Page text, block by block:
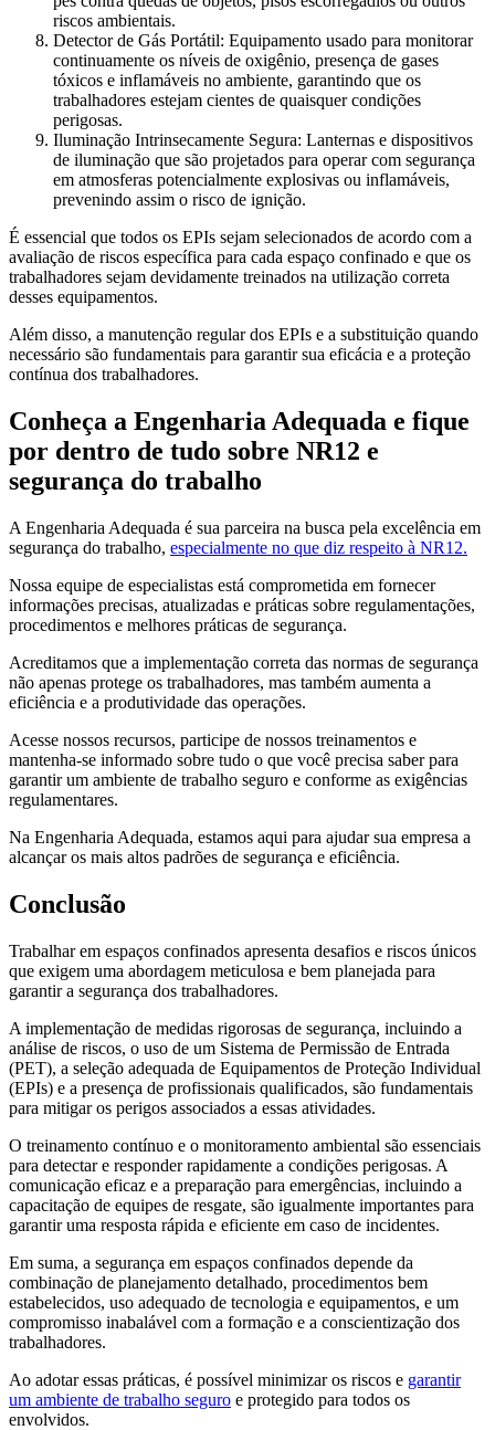
riscos ambientais.
Detector de Gás Portátil: Equipamento usado para monitorar
continuamente os níveis de oxigênio, presença de gases
tóxicos e inflamáveis no ambiente, garantindo que os
trabalhadores estejam cientes de quaisquer condições
perigosas.
Iluminação Intrinsecamente Segura: Lanternas e dispositivos
de iluminação que são projetados para operar com segurança
em atmosferas potencialmente explosivas ou inflamáveis,
prevenindo assim o risco de ignição.
É essencial que todos os EPIs sejam selecionados de acordo com a
avaliação de riscos específica para cada espaço confinado e que os
trabalhadores sejam devidamente treinados na utilização correta
desses equipamentos.
Além disso, a manutenção regular dos EPIs e a substituição quando
necessário são fundamentais para garantir sua eficácia e a proteção
contínua dos trabalhadores.
Conheça a Engenharia Adequada e fique
por dentro de tudo sobre NR12 e
segurança do trabalho
A Engenharia Adequada é sua parceira na busca pela excelência em
segurança do trabalho, especialmente no que diz respeito à NR12.
Nossa equipe de especialistas está comprometida em fornecer
informações precisas, atualizadas e práticas sobre regulamentações,
procedimentos e melhores práticas de segurança.
Acreditamos que a implementação correta das normas de segurança
não apenas protege os trabalhadores, mas também aumenta a
eficiência e a produtividade das operações.
Acesse nossos recursos, participe de nossos treinamentos e
mantenha-se informado sobre tudo o que você precisa saber para
garantir um ambiente de trabalho seguro e conforme as exigências
regulamentares.
Na Engenharia Adequada, estamos aqui para ajudar sua empresa a
alcançar os mais altos padrões de segurança e eficiência.
Conclusão
Trabalhar em espaços confinados apresenta desafios e riscos únicos
que exigem uma abordagem meticulosa e bem planejada para
garantir a segurança dos trabalhadores.
A implementação de medidas rigorosas de segurança, incluindo a
análise de riscos, o uso de um Sistema de Permissão de Entrada
(PET), a seleção adequada de Equipamentos de Proteção Individual
(EPIs) e a presença de profissionais qualificados, são fundamentais
para mitigar os perigos associados a essas atividades.
O treinamento contínuo e o monitoramento ambiental são essenciais
para detectar e responder rapidamente a condições perigosas. A
comunicação eficaz e a preparação para emergências, incluindo a
capacitação de equipes de resgate, são igualmente importantes para
garantir uma resposta rápida e eficiente em caso de incidentes.
Em suma, a segurança em espaços confinados depende da
combinação de planejamento detalhado, procedimentos bem
estabelecidos, uso adequado de tecnologia e equipamentos, e um
compromisso inabalável com a formação e a conscientização dos
trabalhadores.
Ao adotar essas práticas, é possível minimizar os riscos e garantir
um ambiente de trabalho seguro e protegido para todos os
envolvidos.